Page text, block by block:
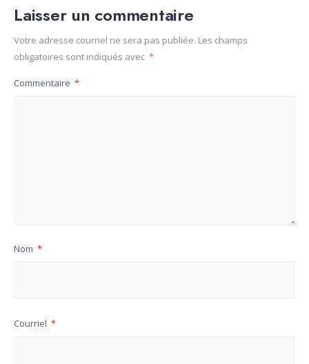
Laisser un commentaire
Votre adresse courriel ne sera pas publiée. Les champs
obligatoires sont indiqués avec *
Commentaire *
Nom *
Courriel *